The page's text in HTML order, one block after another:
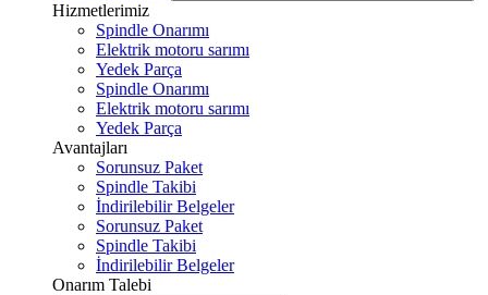
Hizmetlerimiz
Spindle Onarımı
Elektrik motoru sarımı
Yedek Parça
Spindle Onarımı
Elektrik motoru sarımı
Yedek Parça
Avantajları
Sorunsuz Paket
Spindle Takibi
İndirilebilir Belgeler
Sorunsuz Paket
Spindle Takibi
İndirilebilir Belgeler
Onarım Talebi